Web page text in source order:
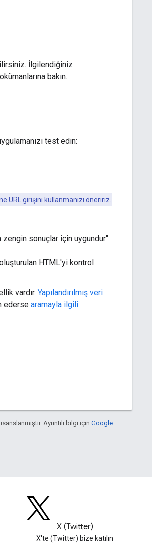
İlgilendiğiniz
bakın.
test edin:
URL girişini kullanmanızı öneririz.
zengin sonuçlar için uygundur"
HTML'yi kontrol
vardır. Yapılandırılmış veri
ederse aramayla ilgili
Ayrıntılı bilgi için Google
X (Twitter)
X'te (Twitter) bize katılın